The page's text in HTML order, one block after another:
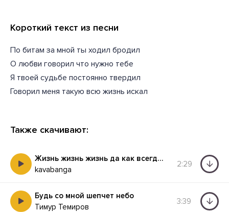
Короткий текст из песни
По битам за мной ты ходил бродил
О любви говорил что нужно тебе
Я твоей судьбе постоянно твердил
Говорил меня такую всю жизнь искал
Также скачивают:
Жизнь жизнь жизнь да как всегда ты права
kavabanga
2:29
Будь со мной шепчет небо
Тимур Темиров
3:39